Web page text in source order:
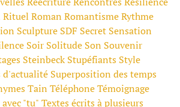
Rituel Roman RomantismeRythme
Sculpture SDF Secret Sensation
Soir Solitude Son Souvenir
Steinbeck Stupéfiants Style
d'actualité Superposition des temps
Tain TéléphoneTémoignage
"tu" Textes écrits à plusieurs